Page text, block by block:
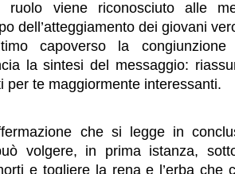
ruolo viene riconosciuto alle
dell’atteggiamento dei giovani
capoverso la congiunzione
la sintesi del messaggio:
per te maggiormente interessanti.
che si legge in
volgere, in prima istanza,
e togliere la rena e l’erba che